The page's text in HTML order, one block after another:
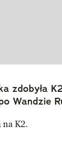
zdobyła
Wandzie
K2.